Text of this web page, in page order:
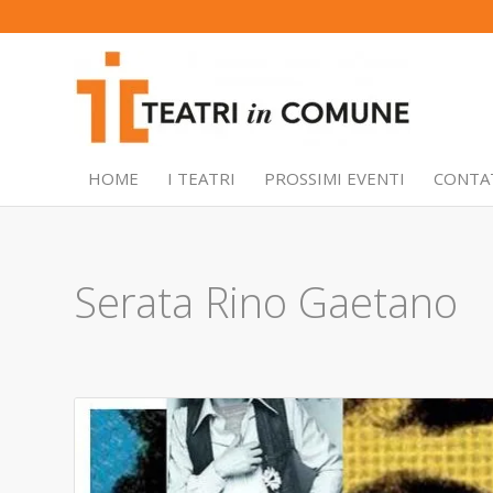
HOME I TEATRI PROSSIMI EVENTI
Serata Rino Gaetano